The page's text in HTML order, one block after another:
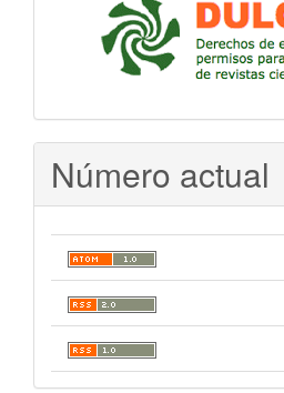
Número actual